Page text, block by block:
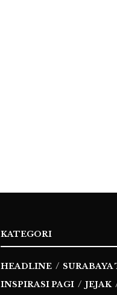
KATEGORI
HEADLINE SURABAYA
INSPIRASI PAGI
JEJAK